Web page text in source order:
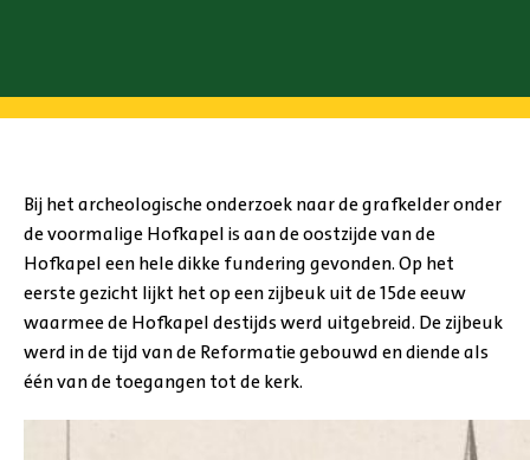
Bij het archeologische onderzoek naar de grafkelder onder
de voormalige Hofkapel is aan de oostzijde van de
Hofkapel een hele dikke fundering gevonden. Op het
eerste gezicht lijkt het op een zijbeuk uit de 15de eeuw
waarmee de Hofkapel destijds werd uitgebreid. De zijbeuk
werd in de tijd van de Reformatie gebouwd en diende als
één van de toegangen tot de kerk.